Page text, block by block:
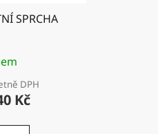
SPRCHA
DPH
Kč